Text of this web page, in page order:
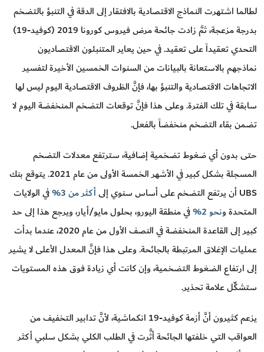
لطالما اشتهرت النماذج الاقتصادية بالافتقار إلى الدقة في التنبؤ بالتضخم
بدرجة مزعجة، ثمَّ زادت جائحة مرض فيروس كورونا 2019 (كوفيد-19)
التحدي تعقيداً على تعقيد. في حين يعاير المتنبئون الاقتصاديون
نماذجهم بالاستعانة بالبيانات من السنوات الخمسين الأخيرة لتفسير
الاتجاهات الاقتصادية والتنبؤ بها، فإنَّ الظروف الاقتصادية اليوم ليس لها
سابقة في تلك الفترة. وعلى هذا فإنَّ توقعات التضخم المنخفضة اليوم لا
تضمن بقاء التضخم منخفضاً بالفعل.
حتى بدون أي ضغوط تضخمية إضافية، سترتفع معدلات التضخم
المسجلة بشكل كبير في الأشهر الخمسة الأولى من عام 2021. يتوقع بنك
UBS أن يرتفع التضخم على أساس سنوي إلى
أكثر من 3%
في الولايات
المتحدة ونحو 2%
في منطقة اليورو، بحلول مايو/أيار، ويرجع هذا إلى حد
كبير إلى القاعدة المنخفضة في النصف الأول من عام 2020، عندما بدأت
عمليات الإغلاق المرتبطة بالجائحة. وعلى هذا فإنَّ المعدل الأعلى لا يشير
إلى ارتفاع الضغوط التضخمية، وإن كانت أي زيادة فوق هذه المستويات
ستشكِّل علامة تحذير.
يزعم كثيرون أنَّ أزمة كوفيد-19 انكماشية، لأنَّ تدابير التخفيف من
العواقب التي خلفتها الجائحة أثَّرت في الطلب الكلي بشكل سلبي أكثر